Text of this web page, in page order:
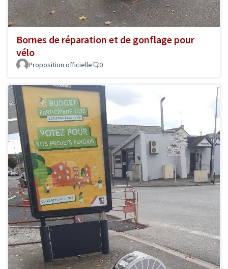
Bornes de réparation et de gonflage pour
vélo
Proposition officielle 0